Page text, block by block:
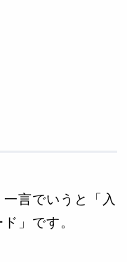
言でいうと「入
」です。